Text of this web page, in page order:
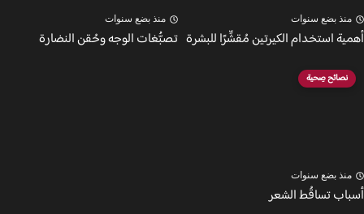
بضع سنوات
استخدام الكيرتين مُقشِّرًا للبشرة
منذ بضع سنوات
تصبُّغات الوجه وحُقن النضارة
نصائح صِحية
بضع سنوات
تساقُط الشعر